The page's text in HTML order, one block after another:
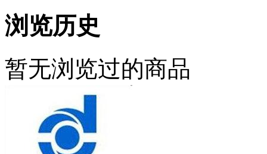
浏览历史
暂无浏览过的商品